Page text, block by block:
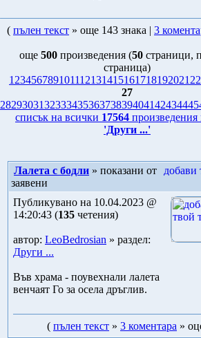
( пълен текст » още 143 знака | 3
още 500произведения (50страници,
страница)
1 23456789101112131415161718192021 22
27
282930313233343536373839404142434445
списък на всички 17564 произведения
'Други ...'
Лалета с бодли » показани от
заявени
Публикувано на 10.04.2023 @
14:20:43 (135 четения)
автор: LeoBedrosian » раздел:
Други ...
Във храма - поувехнали лалета
венчаят Го за осела дръглив.
( пълен текст » 3 коментара »